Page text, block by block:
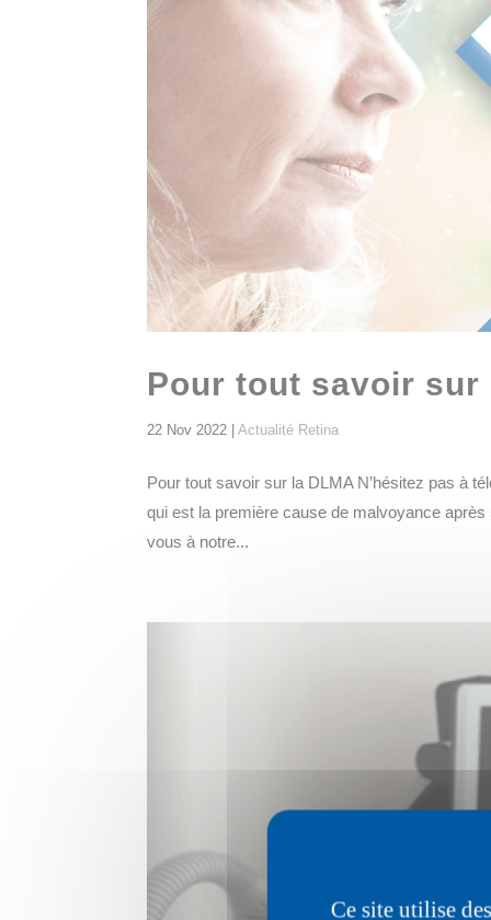
Ce site utilise
Pour tout savoir sur
22 Nov 2022 |Actualité Retina
Pour tout savoir sur la DLMA N’hésitez pas à
qui est la première cause de malvoyance
vous à notre...